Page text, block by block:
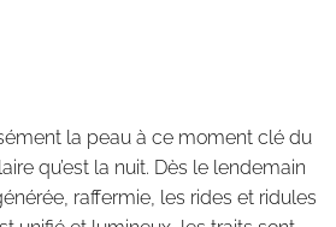
la peau à ce moment clé du
qu’est la nuit. Dès le lendemain
raffermie, les rides et ridules